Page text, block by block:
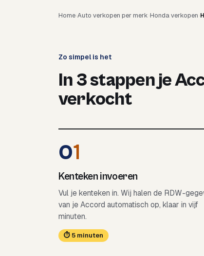
Home Auto verkopen per merk Honda verkopen
Zo simpel is het
In 3 stappen je
verkocht
01
Kenteken invoeren
Vul je kenteken in. Wij halen de RDW-
van je Accord automatisch op, klaar in vijf
minuten.
⏱ 5 minuten